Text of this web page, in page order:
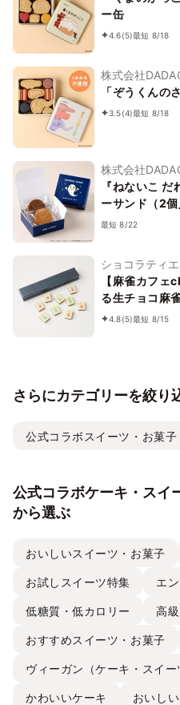
ー缶
4.6(5)最短 8/18
株式会社
「ぞうくんの
3.5(4)最短 8/18
株式会社
『ねないこ
ーサンド（2個
最短 8/22
ショコラティ
【麻雀カフ
る生チョコ麻
4.8(5)最短 8/15
さらにカテゴリーを絞り
公式コラボスイーツ・お菓子
公式コラボケーキ・スイ
から選ぶ
おいしいスイーツ・お菓子
お試しスイーツ特集 エ
低糖質・低カロリー 高級
おすすめスイーツ・お菓子
ヴィーガン（ケーキ・スイー
かわいいケーキ おいし